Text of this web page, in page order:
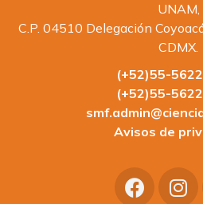
UNAM,
C.P. 04510 Delegación
CDMX.
(+52)55-
(+52)55-
Avisos de